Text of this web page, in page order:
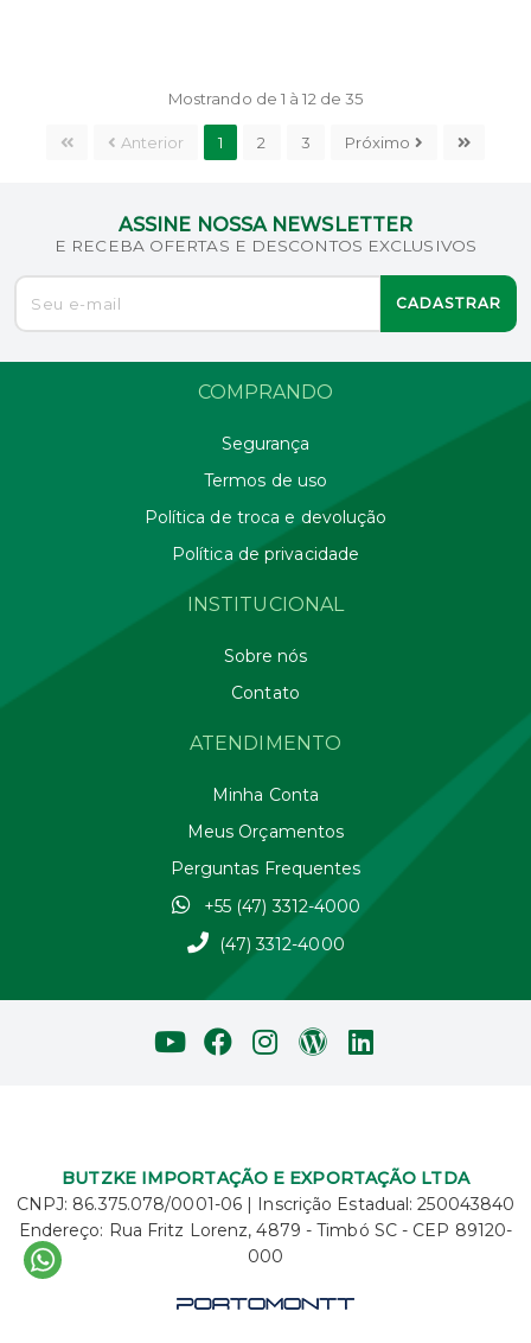
Mostrando de 1 à 12 de 35
Anterior 1 2 3 Próximo
ASSINE NOSSA NEWSLETTER
E RECEBA OFERTAS E DESCONTOS EXCLUSIVOS
CADASTRAR
COMPRANDO
Segurança
Termos de uso
Política de troca e devolução
Política de privacidade
INSTITUCIONAL
Sobre nós
Contato
ATENDIMENTO
Minha Conta
Meus Orçamentos
Perguntas Frequentes
+55 (47) 3312-4000
(47) 3312-4000
BUTZKE IMPORTAÇÃO E EXPORTAÇÃO LTDA
CNPJ: 86.375.078/0001-06 | Inscrição Estadual: 250043840
Endereço: Rua Fritz Lorenz, 4879 - Timbó SC - CEP 89120-
000